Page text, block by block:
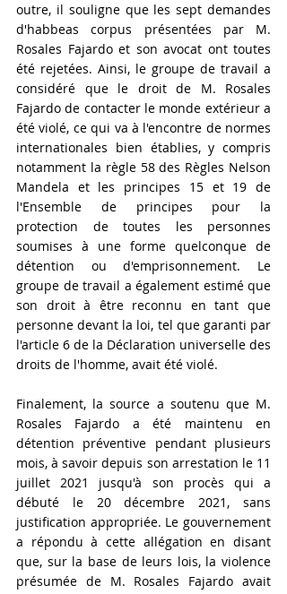
outre, il souligne que les sept demandes
d'habbeas corpus présentées par M.
Rosales Fajardo et son avocat ont toutes
été rejetées. Ainsi, le groupe de travail a
considéré que le droit de M. Rosales
Fajardo de contacter le monde extérieur a
été violé, ce qui va à l'encontre de normes
internationales bien établies, y compris
notamment la règle 58 des Règles Nelson
Mandela et les principes 15 et 19 de
l'Ensemble de principes pour la
protection de toutes les personnes
soumises à une forme quelconque de
détention ou d'emprisonnement. Le
groupe de travail a également estimé que
son droit à être reconnu en tant que
personne devant la loi, tel que garanti par
l'article 6 de la Déclaration universelle des
droits de l'homme, avait été violé.
Finalement, la source a soutenu que M.
Rosales Fajardo a été maintenu en
détention préventive pendant plusieurs
mois, à savoir depuis son arrestation le 11
juillet 2021 jusqu'à son procès qui a
débuté le 20 décembre 2021, sans
justification appropriée. Le gouvernement
a répondu à cette allégation en disant
que, sur la base de leurs lois, la violence
présumée de M. Rosales Fajardo avait